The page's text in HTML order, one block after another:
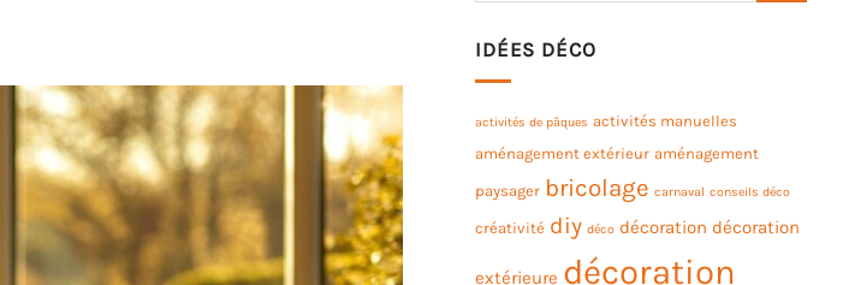
IDÉES DÉCO
activités de pâques activités manuelles
aménagement extérieur aménagement
paysager bricolage carnaval conseils déco
créativité diy déco décoration décoration
extérieure décoration